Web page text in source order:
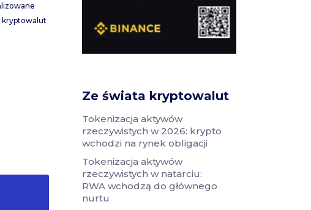
kryptowalut
Ze świata kryptowalut
Tokenizacja aktywów
rzeczywistych w 2026: krypto
wchodzi na rynek obligacji
Tokenizacja aktywów
rzeczywistych w natarciu:
RWA wchodzą do głównego
nurtu